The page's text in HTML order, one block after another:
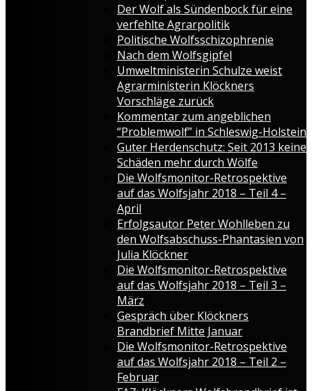
Der Wolf als Sündenbock für eine
verfehlte Agrarpolitik
Politische Wolfsschizophrenie
Nach dem Wolfsgipfel
Umweltministerin Schulze weist
Agrarministerin Klöckners
Vorschläge zurück
Kommentar zum angeblichen
“Problemwolf” in Schleswig-Holstein
Guter Herdenschutz: Seit 2013 keine
Schäden mehr durch Wölfe
Die Wolfsmonitor-Retrospektive
auf das Wolfsjahr 2018 – Teil 4 –
April
Erfolgsautor Peter Wohlleben zu
den Wolfsabschuss-Phantasien von
Julia Klöckner
Die Wolfsmonitor-Retrospektive
auf das Wolfsjahr 2018 – Teil 3 –
März
Gespräch über Klöckners
Brandbrief Mitte Januar
Die Wolfsmonitor-Retrospektive
auf das Wolfsjahr 2018 – Teil 2 –
Februar